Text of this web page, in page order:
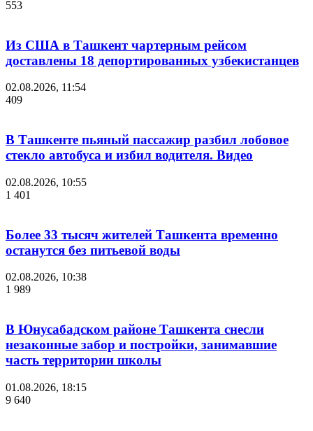
553
Из США в Ташкент чартерным рейсом
доставлены 18 депортированных узбекистанцев
02.08.2026, 11:54
409
В Ташкенте пьяный пассажир разбил лобовое
стекло автобуса и избил водителя. Видео
02.08.2026, 10:55
1 401
Более 33 тысяч жителей Ташкента временно
останутся без питьевой воды
02.08.2026, 10:38
1 989
В Юнусабадском районе Ташкента снесли
незаконные забор и постройки, занимавшие
часть территории школы
01.08.2026, 18:15
9 640